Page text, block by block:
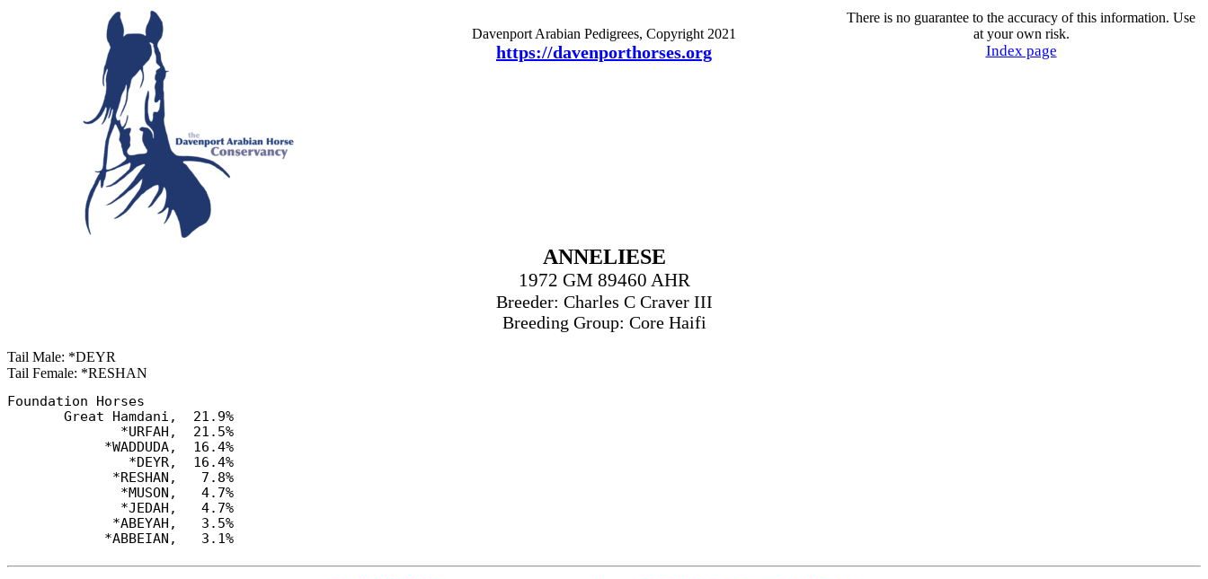
Davenport Arabian Pedigrees, Copyright 2021
https://davenporthorses.org
There is no guarantee to the accuracy of this information. Use
at your own risk.
Index page
ANNELIESE
1972 GM 89460 AHR
Breeder: Charles C Craver III
Breeding Group: Core Haifi
Tail Male: *DEYR
Tail Female: *RESHAN
Foundation Horses
       Great Hamdani,  21.9%
              *URFAH,  21.5%
            *WADDUDA,  16.4%
               *DEYR,  16.4%
             *RESHAN,   7.8%
              *MUSON,   4.7%
              *JEDAH,   4.7%
             *ABEYAH,   3.5%